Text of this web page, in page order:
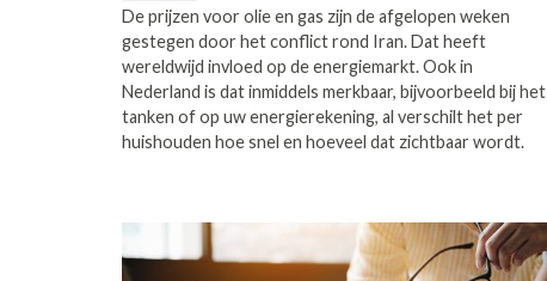
De prijzen voor olie en gas zijn de afgelopen weken
gestegen door het conflict rond Iran. Dat heeft
wereldwijd invloed op de energiemarkt. Ook in
Nederland is dat inmiddels merkbaar, bijvoorbeeld bij het
tanken of op uw energierekening, al verschilt het per
huishouden hoe snel en hoeveel dat zichtbaar wordt.